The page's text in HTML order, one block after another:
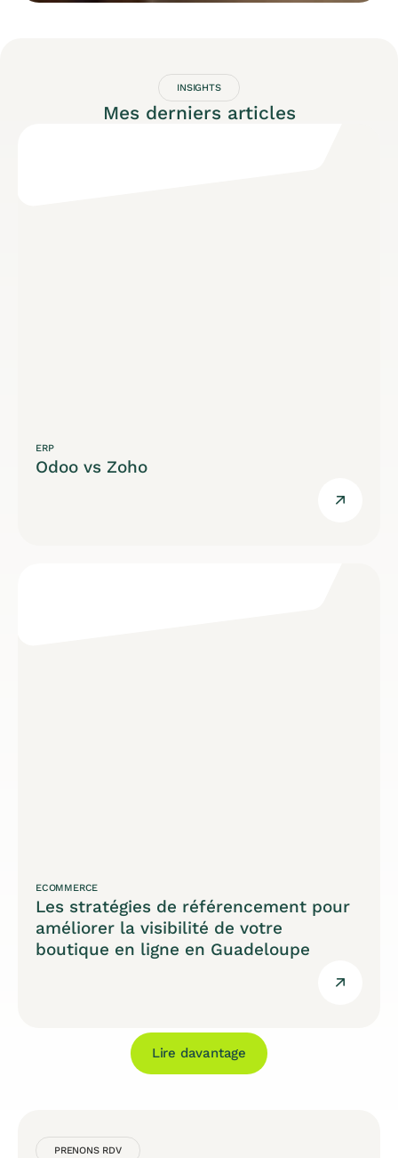
INSIGHTS
Mes derniers articles
ERP
Odoo vs Zoho
ECOMMERCE
Les stratégies de référencement pour
améliorer la visibilité de votre
boutique en ligne en Guadeloupe
Lire davantage
PRENONS RDV